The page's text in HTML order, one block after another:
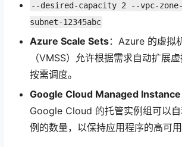
--desired-capacity 2 --vpc-
subnet-12345abc
Azure Scale Sets：Azure 的虚拟
（VMSS）允许根据需求自动扩展
按需调度。
Google Cloud Managed
Google Cloud 的托管实例组可以
例的数量，以保持应用程序的高可用